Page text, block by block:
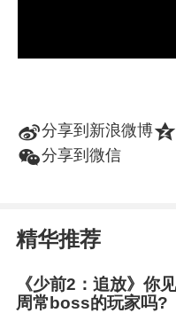
t分享到新浪微博z
w分享到微信
精华推荐
《少前2：追放》你
周常boss的玩家吗?